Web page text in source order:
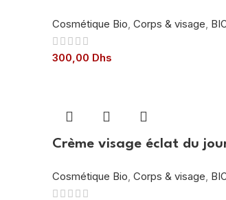
Cosmétique Bio, Corps & visage,
300,00 Dhs
Crème visage éclat du
Cosmétique Bio, Corps & visage,